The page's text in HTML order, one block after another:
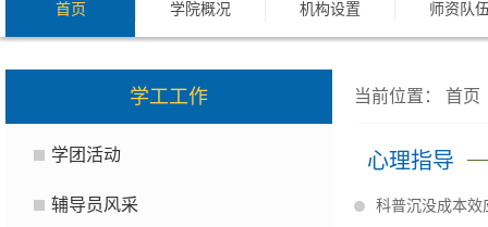
首页 学院概况 机构设置 师资队
学工工作
学团活动
辅导员风采
当前位置： 首页
心理指导
科普沉没成本效